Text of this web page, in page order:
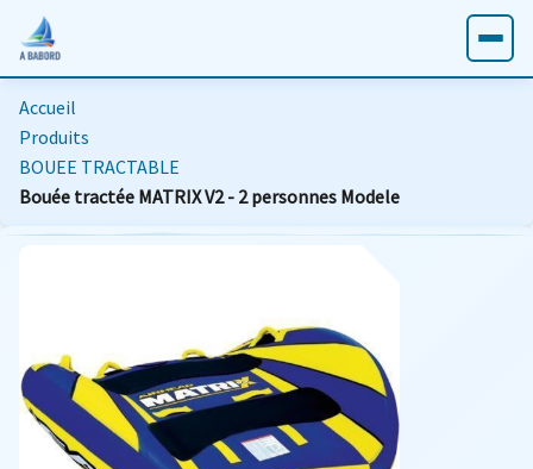
Accueil
Produits
BOUEE TRACTABLE
Bouée tractée MATRIX V2 - 2 personnes Modele